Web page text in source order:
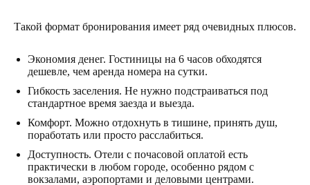
Такой формат бронирования имеет ряд очевидных плюсов.
Экономия денег. Гостиницы на 6 часов обходятся
дешевле, чем аренда номера на сутки.
Гибкость заселения. Не нужно подстраиваться под
стандартное время заезда и выезда.
Комфорт. Можно отдохнуть в тишине, принять душ,
поработать или просто расслабиться.
Доступность. Отели с почасовой оплатой есть
практически в любом городе, особенно рядом с
вокзалами, аэропортами и деловыми центрами.